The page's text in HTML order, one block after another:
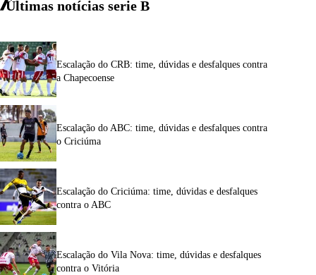
Últimas notícias serie B
Escalação do CRB: time, dúvidas e desfalques contra
a Chapecoense
Escalação do ABC: time, dúvidas e desfalques contra
o Criciúma
Escalação do Criciúma: time, dúvidas e desfalques
contra o ABC
Escalação do Vila Nova: time, dúvidas e desfalques
contra o Vitória